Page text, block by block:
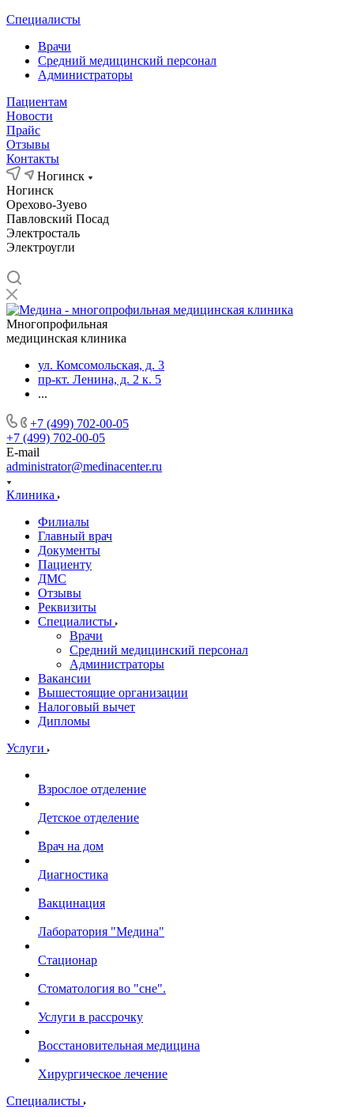
Специалисты
Врачи
Средний медицинский персонал
Администраторы
Пациентам
Новости
Прайс
Отзывы
Контакты
Ногинск
Ногинск
Орехово-Зуево
Павловский Посад
Электросталь
Электроугли
Многопрофильная
медицинская клиника
ул. Комсомольская, д. 3
пр-кт. Ленина, д. 2 к. 5
...
+7 (499) 702-00-05
+7 (499) 702-00-05
E-mail
administrator@medinacenter.ru
Клиника
Филиалы
Главный врач
Документы
Пациенту
ДМС
Отзывы
Реквизиты
Специалисты
Врачи
Средний медицинский персонал
Администраторы
Вакансии
Вышестоящие организации
Налоговый вычет
Дипломы
Услуги
Взрослое отделение
Детское отделение
Врач на дом
Диагностика
Вакцинация
Лаборатория "Медина"
Стационар
Стоматология во "сне".
Услуги в рассрочку
Восстановительная медицина
Хирургическое лечение
Специалисты